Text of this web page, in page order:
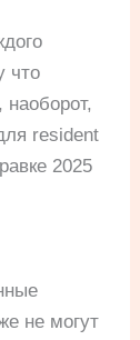
что
resident
2025
не могут